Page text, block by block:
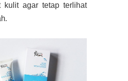
kulit agar tetap terlihat
.